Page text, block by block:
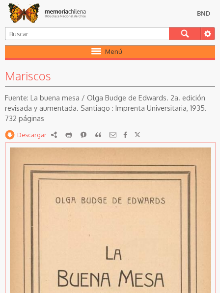
BND
Menú
Mariscos
La buena mesa / Olga Budge de Edwards. 2a. edición
revisada y aumentada. Santiago : Imprenta Universitaria, 1935.
732 páginas
Descargar RDF imprimirReportarCitar